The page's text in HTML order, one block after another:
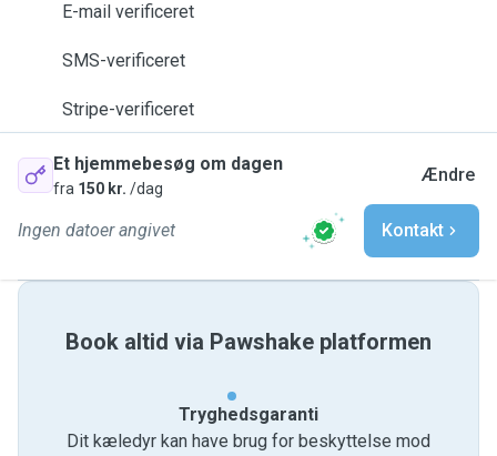
E-mail verificeret
SMS-verificeret
Stripe-verificeret
Et hjemmebesøg om dagen
fra 150 kr. /dag
Ændre
Ingen datoer angivet Kontakt
Book altid via Pawshake platformen
Tryghedsgaranti
Dit kæledyr kan have brug for beskyttelse mod